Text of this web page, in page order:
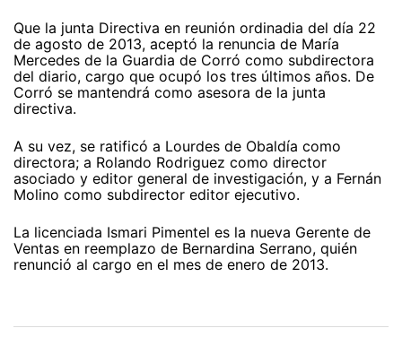
Que la junta Directiva en reunión ordinadia del día 22
de agosto de 2013, aceptó la renuncia de María
Mercedes de la Guardia de Corró como subdirectora
del diario, cargo que ocupó los tres últimos años. De
Corró se mantendrá como asesora de la junta
directiva.
A su vez, se ratificó a Lourdes de Obaldía como
directora; a Rolando Rodriguez como director
asociado y editor general de investigación, y a Fernán
Molino como subdirector editor ejecutivo.
La licenciada Ismari Pimentel es la nueva Gerente de
Ventas en reemplazo de Bernardina Serrano, quién
renunció al cargo en el mes de enero de 2013.
Navegación